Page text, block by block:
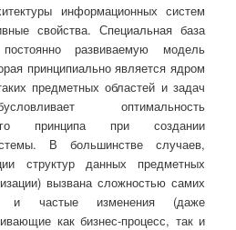
информационных систем
свойства. Специальная база
развиваемую модель
принципиально является ядром
предметных областей и задач
оптимальность
принципа при создании
В большинстве случаев,
структур данных предметных
вызвана сложностью самих
и частые изменения (даже
как бизнес-процесс, так и